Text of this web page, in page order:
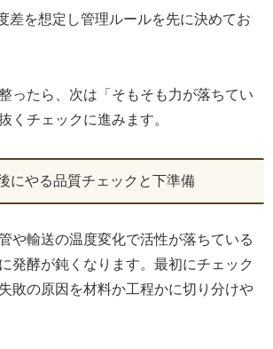
差を想定し管理ルールを先に決めてお
ったら、次は「そもそも力が落ちてい
くチェックに進みます。
にやる品質チェックと下準備
や輸送の温度変化で活性が落ちている
発酵が鈍くなります。最初にチェック
敗の原因を材料か工程かに切り分けや